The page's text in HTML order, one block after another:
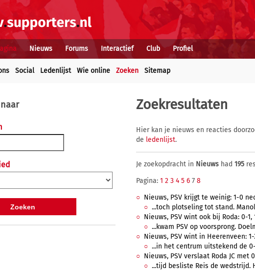
Nieuws Forums Interactief Club Profiel
Social Ledenlijst Wie online Zoeken Sitemap
Zoekresultaten
Hier kan je nieuws en reacties
de ledenlijst.
Je zoekopdracht in Nieuws had 195
Pagina: 1 2 3 4 5 6 7 8
Nieuws, PSV krijgt te weinig: 1-0
...toch plotseling tot stand.
Nieuws, PSV wint ook bij Roda: 0-1,
...kwam PSV op voorsprong.
Nieuws, PSV wint in Heerenveen: 1-
...in het centrum uitstekend de
Nieuws, PSV verslaat Roda JC met
...tijd besliste Reis de wedstrijd.